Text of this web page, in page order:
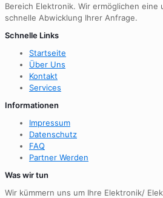
Bereich Elektronik. Wir ermöglichen eine
schnelle Abwicklung Ihrer Anfrage.
Schnelle Links
Startseite
Über Uns
Kontakt
Services
Informationen
Impressum
Datenschutz
FAQ
Partner Werden
Was wir tun
Wir kümmern uns um Ihre Elektronik/